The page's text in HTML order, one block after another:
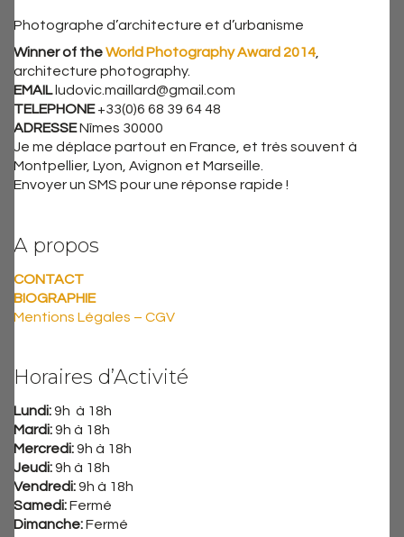
Photographe d’architecture et d’urbanisme
Winner of theWorld Photography Award 2014
architecture photography.
EMAIL ludovic.maillard@gmail.com
TELEPHONE+33(0)6 68 39 64 48
ADRESSENîmes 30000
Je me déplace partout en France, et très souvent à
Montpellier, Lyon, Avignon et Marseille.
Envoyer un SMS pour une réponse rapide !
A propos
CONTACT
BIOGRAPHIE
Mentions Légales – CGV
Horaires d’Activité
Lundi:9h à 18h
Mardi:9h à 18h
Mercredi:9h à 18h
Jeudi:9h à 18h
Vendredi:9h à 18h
Samedi:Fermé
Dimanche:Fermé